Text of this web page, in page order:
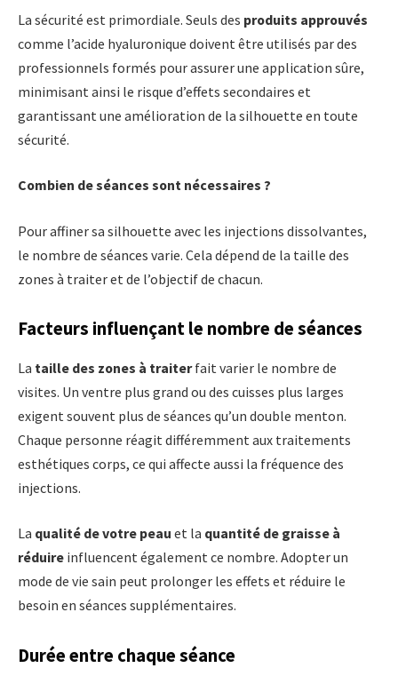
La sécurité est primordiale. Seuls des produits approuvés
comme l’acide hyaluronique doivent être utilisés par des
professionnels formés pour assurer une application sûre,
minimisant ainsi le risque d’effets secondaires et
garantissant une amélioration de la silhouette en toute
sécurité.
Combien de séances sont nécessaires ?
Pour affiner sa silhouette avec les injections dissolvantes,
le nombre de séances varie. Cela dépend de la taille des
zones à traiter et de l’objectif de chacun.
Facteurs influençant le nombre de séances
La taille des zones à traiterfait varier le nombre de
visites. Un ventre plus grand ou des cuisses plus larges
exigent souvent plus de séances qu’un double menton.
Chaque personne réagit différemment aux traitements
esthétiques corps, ce qui affecte aussi la fréquence des
injections.
La qualité de votre peau et la quantité de graisse à
réduire influencent également ce nombre. Adopter un
mode de vie sain peut prolonger les effets et réduire le
besoin en séances supplémentaires.
Durée entre chaque séance